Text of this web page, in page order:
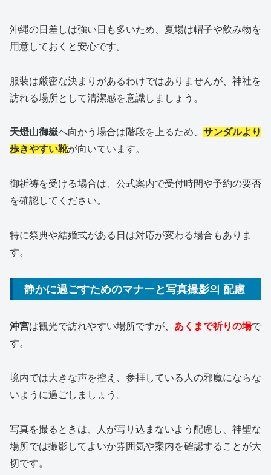
沖縄の日差しは強い日も多いため、夏場は帽子や飲み物を
用意しておくと安心です。
服装は厳密な決まりがあるわけではありませんが、神社を
訪れる場所として清潔感を意識しましょう。
天燈山御嶽へ向かう場合は階段を上るため、 サンダルより
歩きやすい靴が向いています。
御祈祷を受ける場合は、公式案内で受付時間や予約の要否
を確認してください。
特に祭典や結婚式がある日は対応が変わる場合もありま
す。
静かに過ごすためのマナーと写真撮影의 配慮
沖宮は観光で訪れやすい場所ですが、 あくまで祈りの場で
す。
境内では大きな声を控え、参拝している人の邪魔にならな
いように過ごしましょう。
写真を撮るときは、人が写り込まないよう配慮し、神聖な
場所では撮影してよいか雰囲気や案内を確認することが大
切です。